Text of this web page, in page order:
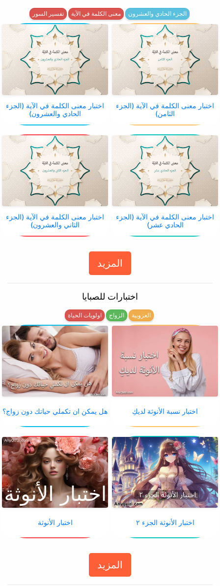
تفسير السور معنى الكلمة في الآية الجزء الحادي والعشرون
اختبار معنى الكلمة في الآية (الجزء
الحادي والعشرون)
اختبار معنى الكلمة في الآية (الجزء
الثامن)
اختبار معنى الكلمة في الآية (الجزء
الثاني والعشرون)
اختبار معنى الكلمة في الآية (الجزء
الحادي عشر)
المزيد
اختبارات للصبايا
اولويات الحياة الزواج العزوبية
هل يمكن ان تكملي حياتك دون زواج؟ اختبار نسبة الأنوثة لديكِ
اختبار الأنوثة اختبار الأنوثة الجزء ٢
المزيد